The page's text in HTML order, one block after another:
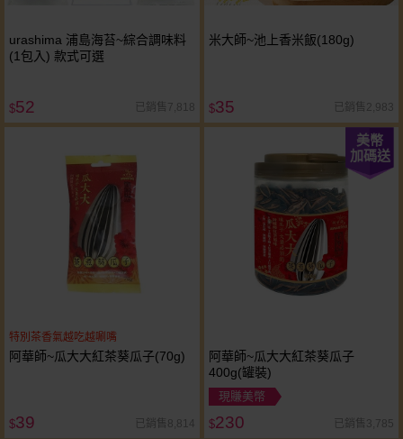
urashima 浦島海苔~綜合調味料
(1包入) 款式可選
$52 已銷售7,818
米大師~池上香米飯(180g)
$35 已銷售2,983
特別茶香氣越吃越唰嘴
阿華師~瓜大大紅茶葵瓜子(70g)
$39 已銷售8,814
美幣
加碼送
阿華師~瓜大大紅茶葵瓜子
400g(罐裝)
現賺美幣
$230 已銷售3,785